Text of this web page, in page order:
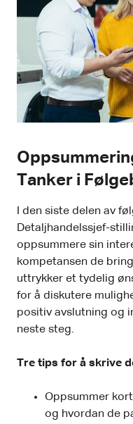
Tanker i
I den siste delen av
Detaljhandelssjef-
oppsummere sin
kompetansen de
uttrykker et tydelig
for å diskutere
positiv avslutning og
neste steg.
Tre tips for å skrive
Oppsummer
og hvordan de